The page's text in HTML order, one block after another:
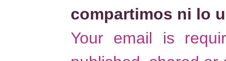
compartimos ni lo
Your email is